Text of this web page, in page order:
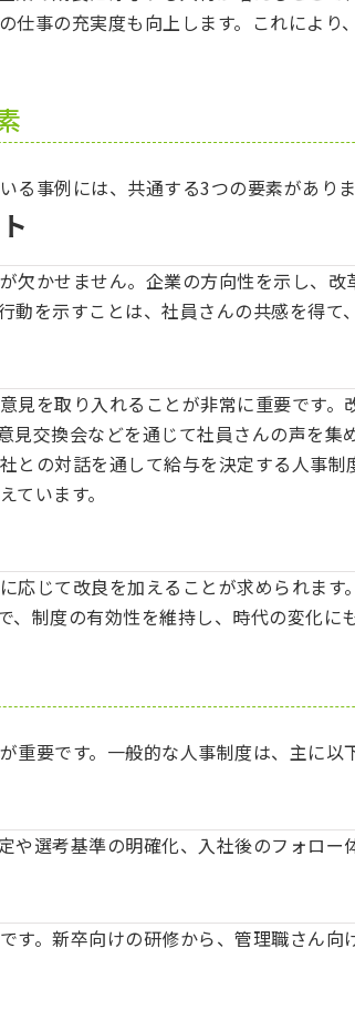
事の充実度も向上します。これによ
事例には、共通する3つの要素がありま
欠かせません。企業の方向性を示し、
を示すことは、社員さんの共感を得て
を取り入れることが非常に重要です
交換会などを通じて社員さんの声を集
との対話を通して給与を決定する人事
います。
じて改良を加えることが求められま
制度の有効性を維持し、時代の変化に
要です。一般的な人事制度は、主に以
選考基準の明確化、入社後のフォロー
。新卒向けの研修から、管理職さん